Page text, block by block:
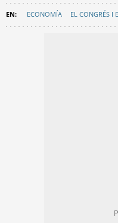
ECONOMÍA EL CONGRÉS I